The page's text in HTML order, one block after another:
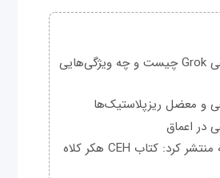
هوش مصنوعی Grok چیست و چه ویژگی‌هایی
و معضل ریزپلاستیک‌ها
اعماق
ماهنامه شبکه منتشر کرد: کتاب CEH هکر کلاه